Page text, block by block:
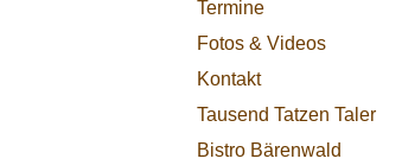
Termine
Fotos & Videos
Kontakt
Tausend Tatzen Taler
Bistro Bärenwald